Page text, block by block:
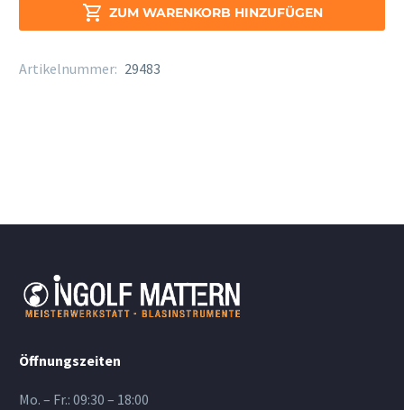
 ZUM WARENKORB HINZUFÜGEN
Artikelnummer: 29483
Öffnungszeiten
Mo. – Fr.: 09:30 – 18:00